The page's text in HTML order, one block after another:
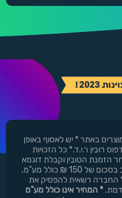
לכל המוצרים באתר * יש לאסוף באופן
רובין ר.י.ד.* כל הזכויות
הזמנת הטובין וקבלת דוגמא
גרפית ( סקיצה ). ביטול ההזמנה יחוייב בסכום של 150 ₪ כולל מע"מ.
החברה רשאית להפסיק את
* המחיר אינו כולל מע"מ